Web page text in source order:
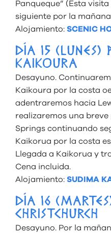
Panqueque” (Esta
siguiente por la
Alojamiento: SCENIC
DÍA 15 (LUNES)
KAIKOURA
Desayuno.
Kaikoura por la costa
adentraremos hacia
realizaremos una
Springs continuando
Kaikorua por la costa
Llegada a Kaikorua y
Cena incluida.
Alojamiento: SUDIMA
DÍA 16
CHRISTCHURCH
Desayuno. Por la